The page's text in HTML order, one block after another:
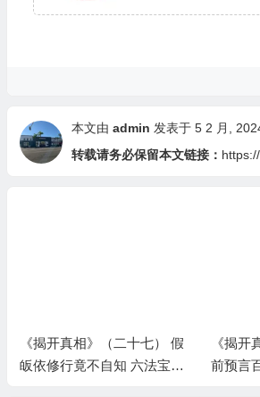
本文由 admin 发表于 5 2 月,
转载请务必保留本文链接：
《揭开真相》（二十七） 假
皈依修行竟不自知 六法宝照
《揭开
前预言